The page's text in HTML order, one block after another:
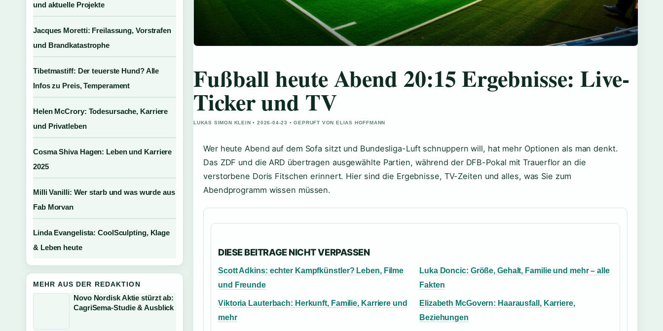
Fußball heute Abend 20:15 Ergebnisse: Live-
Ticker und TV
LUKAS SIMON KLEIN • 2026-04-23 • GEPRUFT VON ELIAS HOFFMANN
Wer heute Abend auf dem Sofa sitzt und Bundesliga-Luft schnuppern will, hat mehr Optionen als man denkt.
Das ZDF und die ARD übertragen ausgewählte Partien, während der DFB-Pokal mit Trauerflor an die
verstorbene Doris Fitschen erinnert. Hier sind die Ergebnisse, TV-Zeiten und alles, was Sie zum
Abendprogramm wissen müssen.
DIESE BEITRAGE NICHT VERPASSEN
Scott Adkins: echter Kampfkünstler? Leben, Filme
und Freunde
Luka Doncic: Größe, Gehalt, Familie und mehr – alle
Fakten
Viktoria Lauterbach: Herkunft, Familie, Karriere und
mehr
Elizabeth McGovern: Haarausfall, Karriere,
Beziehungen
und aktuelle Projekte
Jacques Moretti: Freilassung, Vorstrafen
und Brandkatastrophe
Tibetmastiff: Der teuerste Hund? Alle
Infos zu Preis, Temperament
Helen McCrory: Todesursache, Karriere
und Privatleben
Cosma Shiva Hagen: Leben und Karriere
2025
Milli Vanilli: Wer starb und was wurde aus
Fab Morvan
Linda Evangelista: CoolSculpting, Klage
& Leben heute
MEHR AUS DER REDAKTION
Novo Nordisk Aktie stürzt ab:
CagriSema-Studie & Ausblick